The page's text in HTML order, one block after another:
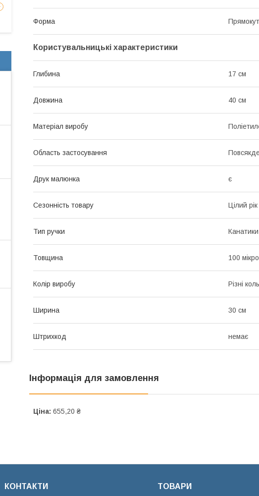
Форма
Користувальницькі характеристики
Глибина 17 см
Довжина 40 см
Матеріал виробу
Область застосування
Друк малюнка є
Сезонність товару Цілий рік
Тип ручки Канатики
Товщина 100
Колір виробу Різні
Ширина 30 см
Штрихкод немає
Інформація для замовлення
Ціна: 655,20 ₴
КОНТАКТИ ТОВАРИ